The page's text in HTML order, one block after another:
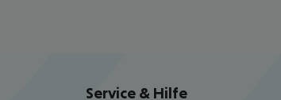
Service & Hilfe